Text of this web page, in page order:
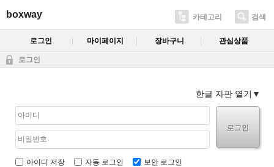
boxway 카테고리 검색
로그인 마이페이지 장바구니 관심상품
로그인
한글 자판 열기
로그인
아이디 저장 자동 로그인 보안 로그인